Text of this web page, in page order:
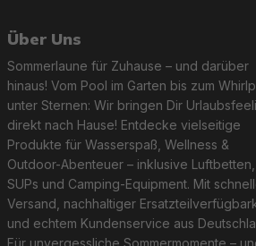
Über Uns
Sommerlaune für Zuhause – und darüber
hinaus! Vom Pool im Garten bis zum
unter Sternen: Wir bringen Dir
direkt nach Hause! Entdecke vielseitige
Produkte für Wasserspaß, Wellness &
Outdoor-Abenteuer – inklusive Luftbetten,
SUPs und Camping-Equipment. Mit
Versand, nachhaltiger
und echtem Kundenservice aus
Für unvergessliche Sommermomente –